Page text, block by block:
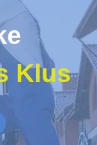
Klus